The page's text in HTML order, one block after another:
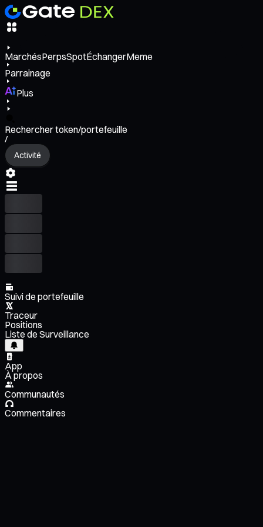
MarchésPerpsSpotÉchangerMeme
Parrainage
Plus
Rechercher token/portefeuille
/
Activité
Suivi de portefeuille
Traceur
Positions
Liste de Surveillance
App
À propos
Communautés
Commentaires